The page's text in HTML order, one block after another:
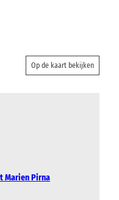
Op de kaart bekijken
Marien Pirna